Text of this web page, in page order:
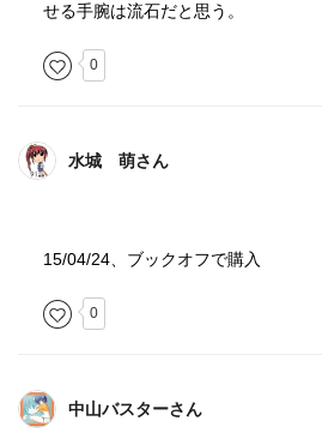
せる手腕は流石だと思う。
0
水城 萌さん
15/04/24、ブックオフで購入
0
中山バスターさん